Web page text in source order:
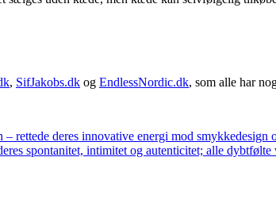
, SifJakobs.dk og EndlessNordic.dk, som alle har
rettede deres innovative energi mod
spontanitet, intimitet og autenticitet; alle